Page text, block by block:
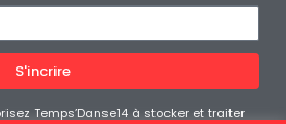
S'incrire
Temps’Danse14 à stocker et traiter